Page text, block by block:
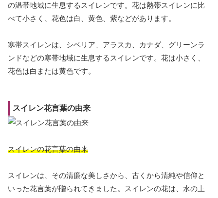
の温帯地域に生息するスイレンです。花は熱帯スイレンに比
べて小さく、花色は白、黄色、紫などがあります。
寒帯スイレンは、シベリア、アラスカ、カナダ、グリーンラ
ンドなどの寒帯地域に生息するスイレンです。花は小さく、
花色は白または黄色です。
スイレン花言葉の由来
スイレンの花言葉の由来
スイレンは、その清廉な美しさから、古くから清純や信仰と
いった花言葉が贈られてきました。スイレンの花は、水の上